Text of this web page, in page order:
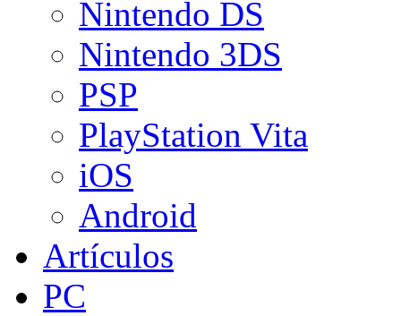
Nintendo DS
Nintendo 3DS
PSP
PlayStation Vita
iOS
Android
Artículos
PC